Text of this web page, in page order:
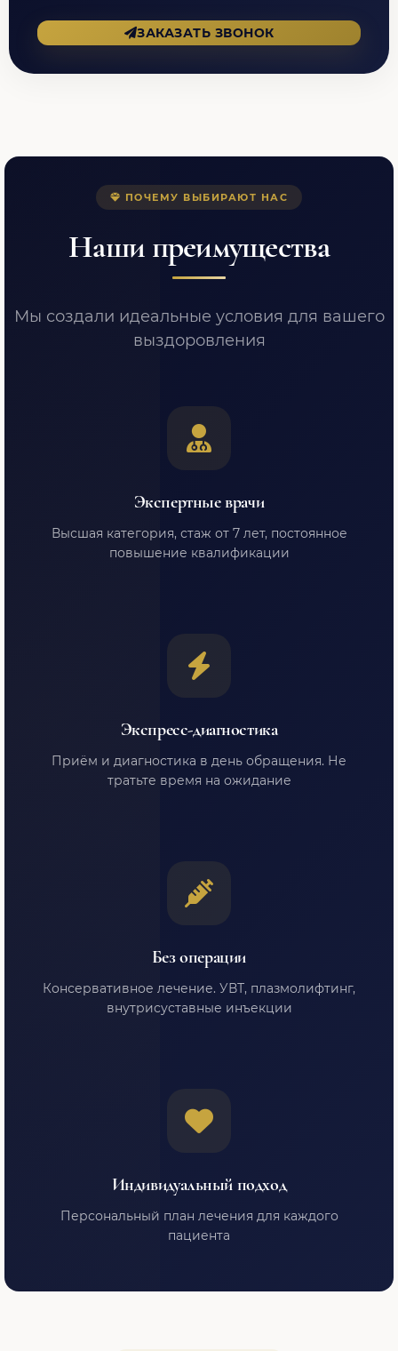
ЗАКАЗАТЬ ЗВОНОК
ПОЧЕМУ ВЫБИРАЮТ НАС
Наши преимущества
Мы создали идеальные условия для вашего
выздоровления
Экспертные врачи
Высшая категория, стаж от 7 лет, постоянное
повышение квалификации
Экспресс-диагностика
Приём и диагностика в день обращения. Не
тратьте время на ожидание
Без операции
Консервативное лечение. УВТ, плазмолифтинг,
внутрисуставные инъекции
Индивидуальный подход
Персональный план лечения для каждого
пациента